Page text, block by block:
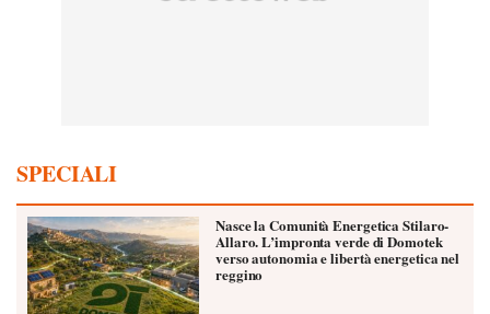
SPECIALI
Nasce la Comunità Energetica Stilaro-
Allaro. L’impronta verde di Domotek
verso autonomia e libertà energetica nel
reggino